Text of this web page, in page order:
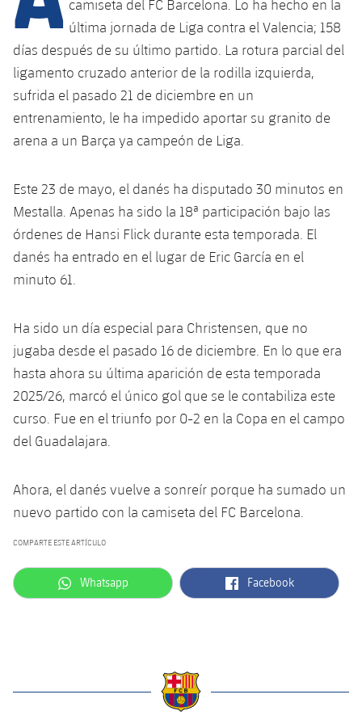
plusicon
más
Instalaciones
Spotify Camp Nou
Palau Blaugrana
Estadi Johan Cruyff
La Masia
plusicon
más
Servicios
Servicios Médicos
Accesibilidad
plusicon
más
Acreditaciones
Instalaciones
SUB13
SUB12
SUB11 A
SUB10 A
SUB10 B
SUB9 A
SUB8 A
SUB8 B
SUB13 B
SUB12 C
SUB11 C
Entradas
Gameday Shows
Resultados
Jugadores
Fotos
Historia
Palmarés
Base
Barça Atlètic
Junior
Cadete A
Infantil A
Infantil B
Mini
Campus Verano
PLUSICON
MÁS
Primer Equipo
plusicon
más
Actualidad
Entradas
Resultados
Jugadores
Fotos
Historia
Barça Atlètic
plusicon
más
Actualidad
Calendario
Resultados
Jugadores
Fotos
Base
plusicon
más
Actualidad
Juvenil
Cadete B
Infantil A
Infantil B
PLUSICON
MÁS
plusicon
más
Calendario
Entradas
Resultados
Jugadors
Palmarés
plusicon
Actualidad
Calendario
Resultados
Clasificaciones
Base
plusicon
más
Actualidad
Juvenil
Cadete
Alevín
Campus Verano
Primer equipo
plusicon
más
Calendario
Clasificaciones
plusicon
más
Actualidad
Jugadores
Base
plusicon
más
Información general
camiseta del FC Barcelona. Lo ha hecho en la
última jornada de Liga contra el Valencia; 158
días después de su último partido. La rotura parcial del
ligamento cruzado anterior de la rodilla izquierda,
sufrida el pasado 21 de diciembre en un
entrenamiento, le ha impedido aportar su granito de
arena a un Barça ya campeón de Liga.
Este 23 de mayo, el danés ha disputado 30 minutos en
Mestalla. Apenas ha sido la 18ª participación bajo las
órdenes de Hansi Flick durante esta temporada. El
danés ha entrado en el lugar de Eric García en el
minuto 61.
Ha sido un día especial para Christensen, que no
jugaba desde el pasado 16 de diciembre. En lo que era
hasta ahora su última aparición de esta temporada
2025/26, marcó el único gol que se le contabiliza este
curso. Fue en el triunfo por 0-2 en la Copa en el campo
del Guadalajara.
Ahora, el danés vuelve a sonreír porque ha sumado un
nuevo partido con la camiseta del FC Barcelona.
COMPARTE ESTE ARTÍCULO
label.aria.whatsapp
Whatsapp label.aria.facebook
Facebook